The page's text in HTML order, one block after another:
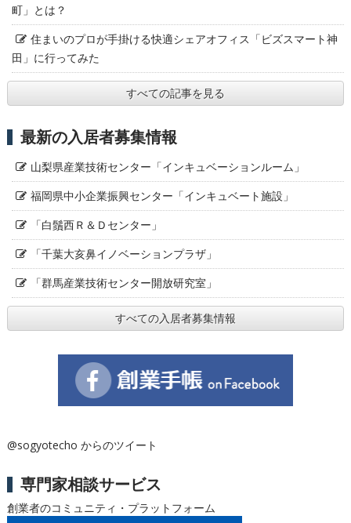
町」とは？
住まいのプロが手掛ける快適シェアオフィス「ビズスマート神
田」に行ってみた
すべての記事を見る
最新の入居者募集情報
山梨県産業技術センター「インキュベーションルーム」
福岡県中小企業振興センター「インキュベート施設」
「白鬚西Ｒ＆Ｄセンター」
「千葉大亥鼻イノベーションプラザ」
「群馬産業技術センター開放研究室」
すべての入居者募集情報
@sogyotecho からのツイート
専門家相談サービス
創業者のコミュニティ・プラットフォーム